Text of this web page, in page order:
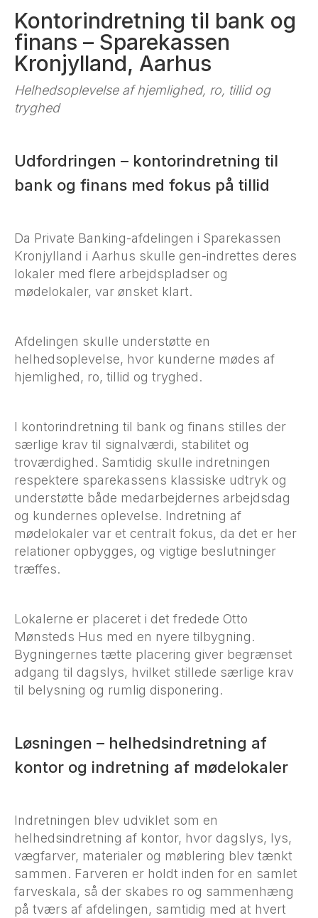
Kontorindretning til bank og
finans – Sparekassen
Kronjylland, Aarhus
Helhedsoplevelse af hjemlighed, ro, tillid og
tryghed
Udfordringen – kontorindretning til
bank og finans med fokus på tillid
Da Private Banking-afdelingen i Sparekassen
Kronjylland i Aarhus skulle gen-indrettes deres
lokaler med flere arbejdspladser og
mødelokaler, var ønsket klart.
Afdelingen skulle understøtte en
helhedsoplevelse, hvor kunderne mødes af
hjemlighed, ro, tillid og tryghed.
I kontorindretning til bank og finans stilles der
særlige krav til signalværdi, stabilitet og
troværdighed. Samtidig skulle indretningen
respektere sparekassens klassiske udtryk og
understøtte både medarbejdernes arbejdsdag
og kundernes oplevelse. Indretning af
mødelokaler var et centralt fokus, da det er her
relationer opbygges, og vigtige beslutninger
træffes.
Lokalerne er placeret i det fredede Otto
Mønsteds Hus med en nyere tilbygning.
Bygningernes tætte placering giver begrænset
adgang til dagslys, hvilket stillede særlige krav
til belysning og rumlig disponering.
Løsningen – helhedsindretning af
kontor og indretning af mødelokaler
Indretningen blev udviklet som en
helhedsindretning af kontor, hvor dagslys, lys,
vægfarver, materialer og møblering blev tænkt
sammen. Farveren er holdt inden for en samlet
farveskala, så der skabes ro og sammenhæng
på tværs af afdelingen, samtidig med at hvert